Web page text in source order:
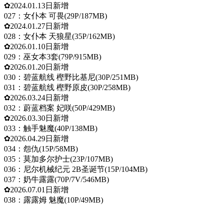
✿2024.01.13日新增
027：女仆本 可畏(29P/187MB)
✿2024.01.27日新增
028：女仆本 天狼星(35P/162MB)
✿2026.01.10日新增
029：巫女本3套(79P/915MB)
✿2026.01.20日新增
030：碧蓝航线 樫野比基尼(30P/251MB)
031：碧蓝航线 樫野原皮(30P/258MB)
✿2026.03.24日新增
032：蔚蓝档案 妃咲(50P/429MB)
✿2026.03.30日新增
033：触手魅魔(40P/138MB)
✿2026.04.29日新增
034：怨仇(15P/58MB)
035：莫加多尔护士(23P/107MB)
036：尼尔机械纪元 2B圣诞节(15P/104MB)
037：奶牛露露(70P/7V/546MB)
✿2026.07.01日新增
038：露露姆 魅魔(10P/49MB)